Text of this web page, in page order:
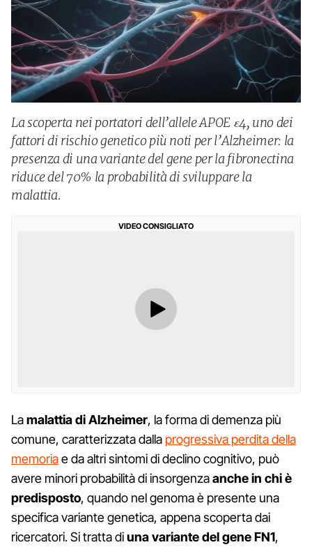
La scoperta nei portatori dell’allele APOE ε4, uno dei
fattori di rischio genetico più noti per l’Alzheimer: la
presenza di una variante del gene per la fibronectina
riduce del 70% la probabilità di sviluppare la
malattia.
VIDEO CONSIGLIATO
Lamalattia di Alzheimer, la forma di demenza più
comune, caratterizzata dalla progressiva perdita della
memoriae da altri sintomi di declino cognitivo, può
avere minori probabilità di insorgenzaanche in chi è
predisposto, quando nel genoma è presente una
specifica variante genetica, appena scoperta dai
ricercatori. Si tratta diuna variante del gene FN1,